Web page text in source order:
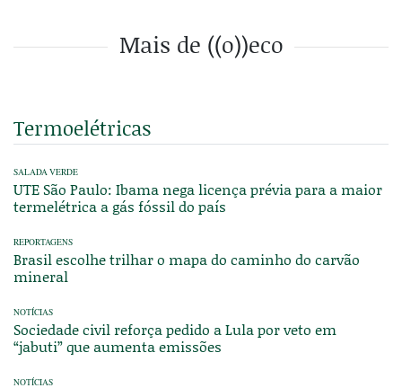
Mais de ((o))eco
Termoelétricas
SALADA VERDE
UTE São Paulo: Ibama nega licença prévia para a maior
termelétrica a gás fóssil do país
REPORTAGENS
Brasil escolhe trilhar o mapa do caminho do carvão
mineral
NOTÍCIAS
Sociedade civil reforça pedido a Lula por veto em
“jabuti” que aumenta emissões
NOTÍCIAS